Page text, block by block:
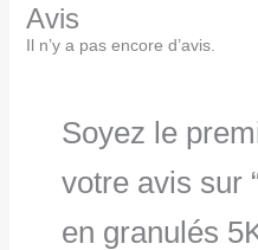
Avis
Il n’y a pas encore d’avis.
Soyez le
votre avis sur
en granulés